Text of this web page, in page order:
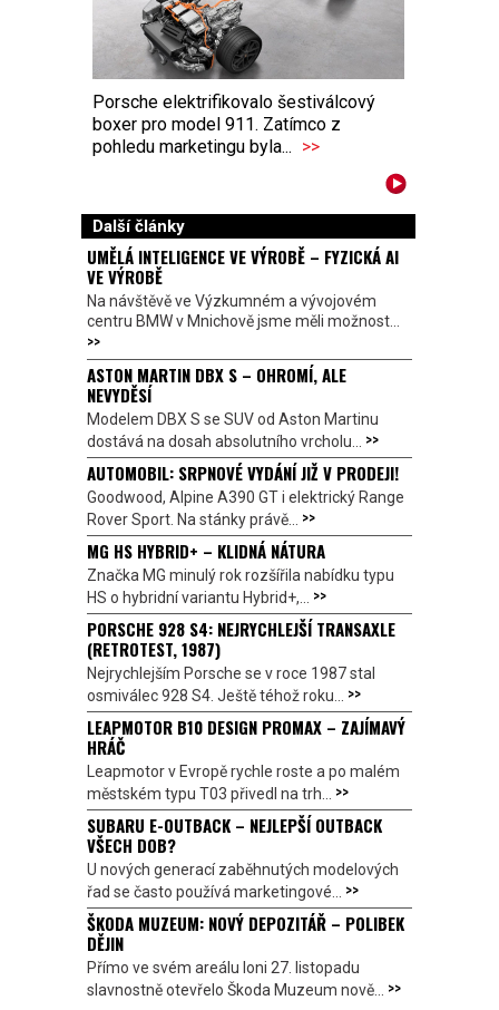
Porsche elektrifikovalo šestiválcový
boxer pro model 911. Zatímco z
pohledu marketingu byla... >>
Další články
UMĚLÁ INTELIGENCE VE VÝROBĚ – FYZICKÁ AI
VE VÝROBĚ
Na návštěvě ve Výzkumném a vývojovém
centru BMW v Mnichově jsme měli možnost...
>>
ASTON MARTIN DBX S – OHROMÍ, ALE
NEVYDĚSÍ
Modelem DBX S se SUV od Aston Martinu
dostává na dosah absolutního vrcholu... >>
AUTOMOBIL: SRPNOVÉ VYDÁNÍ JIŽ V PRODEJI!
Goodwood, Alpine A390 GT i elektrický Range
Rover Sport. Na stánky právě... >>
MG HS HYBRID+ – KLIDNÁ NÁTURA
Značka MG minulý rok rozšířila nabídku typu
HS o hybridní variantu Hybrid+,... >>
PORSCHE 928 S4: NEJRYCHLEJŠÍ TRANSAXLE
(RETROTEST, 1987)
Nejrychlejším Porsche se v roce 1987 stal
osmiválec 928 S4. Ještě téhož roku... >>
LEAPMOTOR B10 DESIGN PROMAX – ZAJÍMAVÝ
HRÁČ
Leapmotor v Evropě rychle roste a po malém
městském typu T03 přivedl na trh... >>
SUBARU E-OUTBACK – NEJLEPŠÍ OUTBACK
VŠECH DOB?
U nových generací zaběhnutých modelových
řad se často používá marketingové... >>
ŠKODA MUZEUM: NOVÝ DEPOZITÁŘ – POLIBEK
DĚJIN
Přímo ve svém areálu loni 27. listopadu
slavnostně otevřelo Škoda Muzeum nově... >>